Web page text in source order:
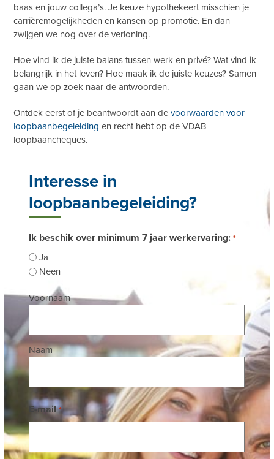
baas en jouw collega’s. Je keuze hypothekeert misschien je
carrièremogelijkheden en kansen op promotie. En dan
zwijgen we nog over de verloning.
Hoe vind ik de juiste balans tussen werk en privé? Wat vind ik
belangrijk in het leven? Hoe maak ik de juiste keuzes? Samen
gaan we op zoek naar de antwoorden.
Ontdek eerst of je beantwoordt aan devoorwaarden voor
loopbaanbegeleiding en recht hebt op de VDAB
loopbaancheques.
Interesse in
loopbaanbegeleiding?
Ik beschik over minimum 7 jaar werkervaring: *
Ja
Neen
Naam
Voornaam
Naam
E-mail *